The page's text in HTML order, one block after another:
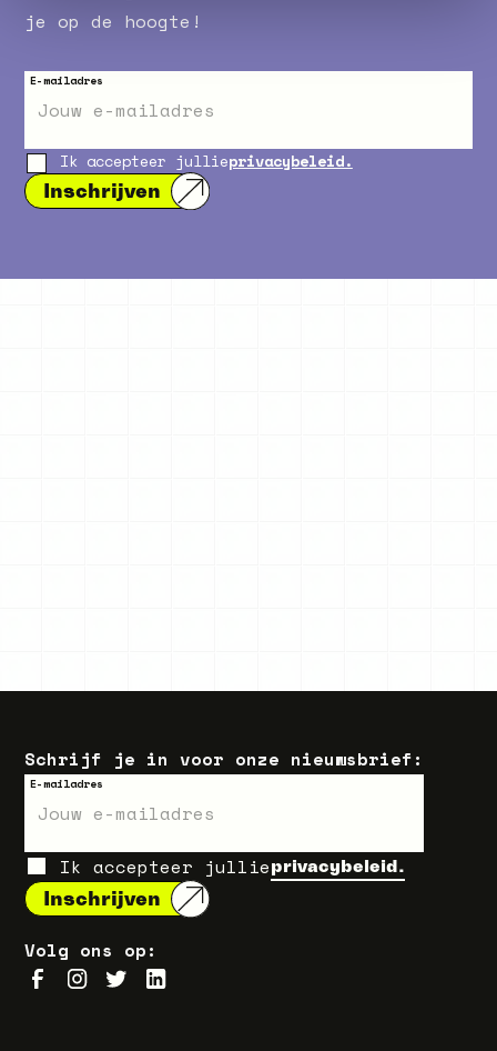
je op de hoogte!
E-mailadres
Ik accepteer jullieprivacybeleid.
Volg ons op:
Schrijf je in voor onze nieuwsbrief:
E-mailadres
Ik accepteer jullieprivacybeleid.